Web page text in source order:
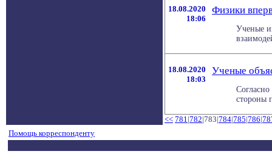
18.08.2020
18:06
Физики
Ученые
18.08.2020
18:03
Ученые
стороны
<< 781|782|783|784|785|786|
Помощь корреспонденту